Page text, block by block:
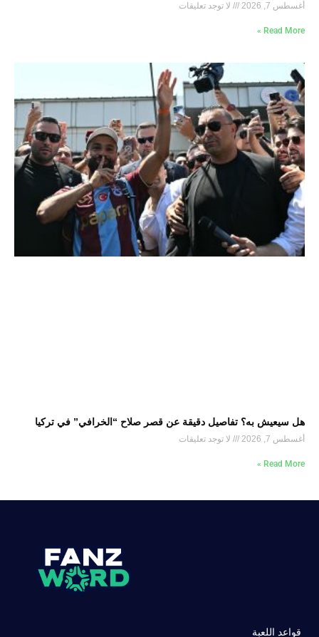
أغسطس 7, 2026 لا توجد تعليقات
Read More »
هل سيعيش به؟ تفاصيل دقيقة عن قصر صلاح “الخرافي” في تركيا
أغسطس 7, 2026 لا توجد تعليقات
Read More »
قواعد اللعبة